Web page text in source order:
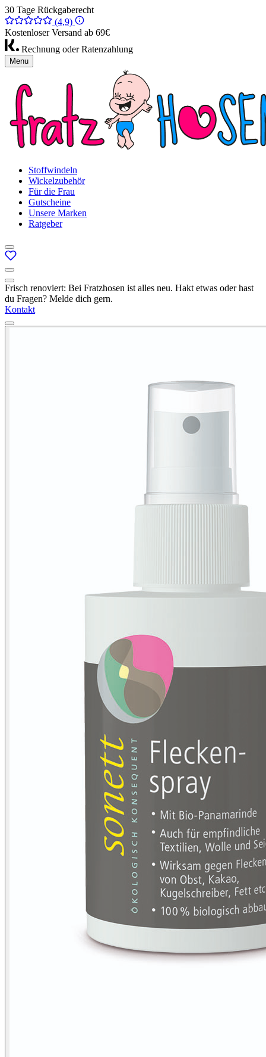
30 Tage Rückgaberecht
(4,9)
Kostenloser Versand ab 69€
Rechnung oder Ratenzahlung
Menu
Stoffwindeln
Wickelzubehör
Für die Frau
Gutscheine
Unsere Marken
Ratgeber
Frisch renoviert: Bei Fratzhosen ist alles neu. Hakt etwas oder hast
du Fragen? Melde dich gern.
Kontakt